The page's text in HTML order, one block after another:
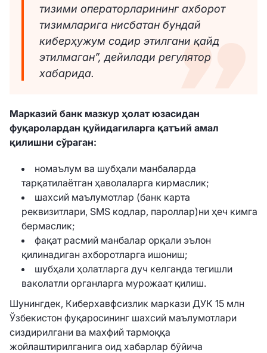
тизими операторларининг ахборот
тизимларига нисбатан бундай
киберҳужум содир этилгани қайд
этилмаган”, дейилади регулятор
хабарида.
Марказий банк мазкур ҳолат юзасидан
фуқаролардан қуйидагиларга қатъий амал
қилишни сўраган:
номаълум ва шубҳали манбаларда
тарқатилаётган ҳаволаларга кирмаслик;
шахсий маълумотлар (банк карта
реквизитлари, SMS кодлар, пароллар)ни ҳеч кимга
бермаслик;
фақат расмий манбалар орқали эълон
қилинадиган ахборотларга ишониш;
шубҳали ҳолатларга дуч келганда тегишли
ваколатли органларга мурожаат қилиш.
Шунингдек, Киберхавфсизлик маркази ДУК 15 млн
Ўзбекистон фуқаросининг шахсий маълумотлари
сиздирилгани ва махфий тармоққа
жойлаштирилганига оид хабарлар бўйича